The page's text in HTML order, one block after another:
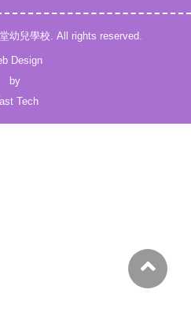
幼兒學校. All rights reserved.
Design
by
Tech